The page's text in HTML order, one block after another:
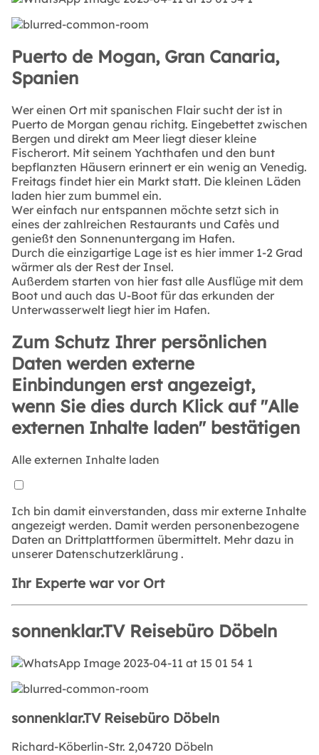
Puerto de Mogan, Gran Canaria,
Spanien
Wer einen Ort mit spanischen Flair sucht der ist in
Puerto de Morgan genau richitg. Eingebettet zwischen
Bergen und direkt am Meer liegt dieser kleine
Fischerort. Mit seinem Yachthafen und den bunt
bepflanzten Häusern erinnert er ein wenig an Venedig.
Freitags findet hier ein Markt statt. Die kleinen Läden
laden hier zum bummel ein.
Wer einfach nur entspannen möchte setzt sich in
eines der zahlreichen Restaurants und Cafès und
genießt den Sonnenuntergang im Hafen.
Durch die einzigartige Lage ist es hier immer 1-2 Grad
wärmer als der Rest der Insel.
Außerdem starten von hier fast alle Ausflüge mit dem
Boot und auch das U-Boot für das erkunden der
Unterwasserwelt liegt hier im Hafen.
Zum Schutz Ihrer persönlichen
Daten werden externe
Einbindungen erst angezeigt,
wenn Sie dies durch Klick auf "Alle
externen Inhalte laden" bestätigen
Alle externen Inhalte laden
Ich bin damit einverstanden, dass mir externe Inhalte
angezeigt werden. Damit werden personenbezogene
Daten an Drittplattformen übermittelt. Mehr dazu in
unserer Datenschutzerklärung .
Ihr Experte war vor Ort
sonnenklar.TV Reisebüro Döbeln
sonnenklar.TV Reisebüro Döbeln
Richard-Köberlin-Str. 2,04720 Döbeln